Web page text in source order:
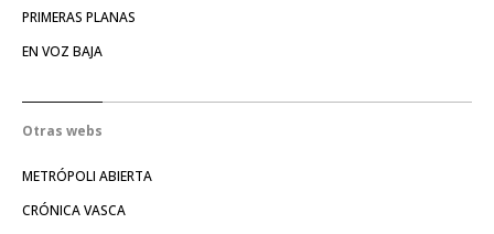
PRIMERAS PLANAS
EN VOZ BAJA
Otras webs
METRÓPOLI ABIERTA
CRÓNICA VASCA